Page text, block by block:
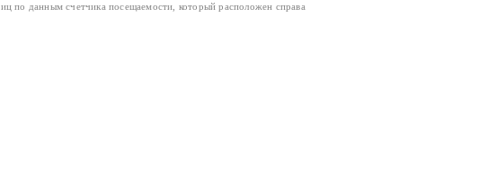
по данным счетчика посещаемости, который расположен справа